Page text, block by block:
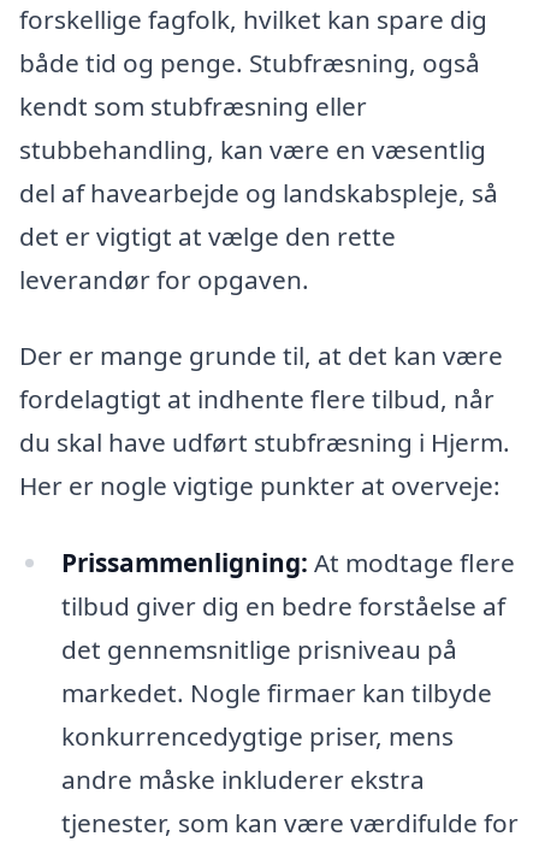
forskellige fagfolk, hvilket kan spare dig
både tid og penge. Stubfræsning, også
kendt som stubfræsning eller
stubbehandling, kan være en væsentlig
del af havearbejde og landskabspleje, så
det er vigtigt at vælge den rette
leverandør for opgaven.
Der er mange grunde til, at det kan være
fordelagtigt at indhente flere tilbud, når
du skal have udført stubfræsning i Hjerm.
Her er nogle vigtige punkter at overveje:
Prissammenligning: At modtage flere
tilbud giver dig en bedre forståelse af
det gennemsnitlige prisniveau på
markedet. Nogle firmaer kan tilbyde
konkurrencedygtige priser, mens
andre måske inkluderer ekstra
tjenester, som kan være værdifulde for